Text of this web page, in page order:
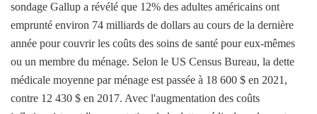
sondage Gallup a révélé que 12% des adultes américains ont
emprunté environ 74 milliards de dollars au cours de la dernière
année pour couvrir les coûts des soins de santé pour eux-mêmes
ou un membre du ménage. Selon le US Census Bureau, la dette
médicale moyenne par ménage est passée à 18 600 $ en 2021,
contre 12 430 $ en 2017. Avec l'augmentation des coûts